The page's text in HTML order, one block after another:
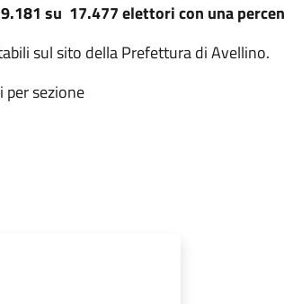
su 17.477 elettori con una
sul sito della Prefettura di Avellino.
sezione